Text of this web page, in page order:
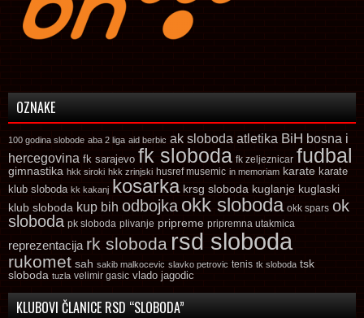
OZNAKE
100 godina slobode aba 2 liga aid berbic ak sloboda atletika BiH bosna i
hercegovina fk sarajevo fk sloboda fk zeljeznicar fudbal
gimnastika hkk siroki hkk zrinjski husref musemic in memoriam karate karate
klub sloboda kk kakanj kosarka krsg sloboda kuglanje kuglaski
klub sloboda kup bih odbojka okk sloboda okk spars ok
sloboda pk sloboda plivanje pripreme pripremna utakmica
reprezentacija rk sloboda rsd sloboda
rukomet sah sakib malkocevic slavko petrovic tenis tk sloboda tsk
sloboda tuzla velimir gasic vlado jagodic
KLUBOVI ČLANICE RSD “SLOBODA”